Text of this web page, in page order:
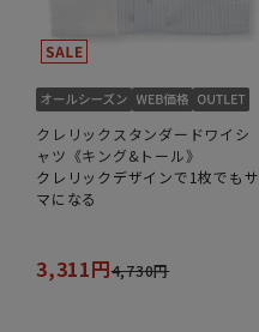
クレリックスタンダードワイシ
ャツ《キング&トール》
クレリックデザインで1枚でもサ
マになる
3,311円4,730円